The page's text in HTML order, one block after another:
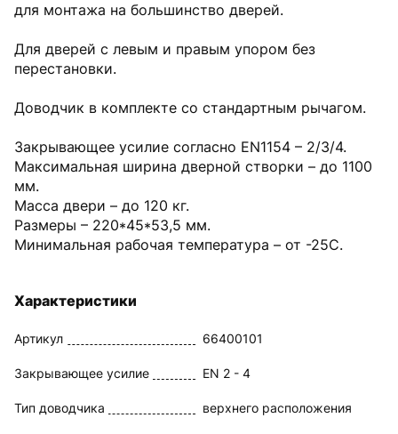
для монтажа на большинство дверей.
Для дверей с левым и правым упором без
перестановки.
Доводчик в комплекте со стандартным рычагом.
Закрывающее усилие согласно EN1154 – 2/3/4.
Максимальная ширина дверной створки – до 1100
мм.
Масса двери – до 120 кг.
Размеры – 220*45*53,5 мм.
Минимальная рабочая температура – от -25С.
Характеристики
Артикул 66400101
Закрывающее усилие EN 2 - 4
Тип доводчика верхнего расположения